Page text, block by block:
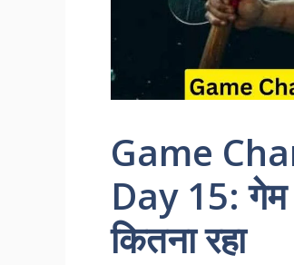
Game
Day 15:
कितना रहा